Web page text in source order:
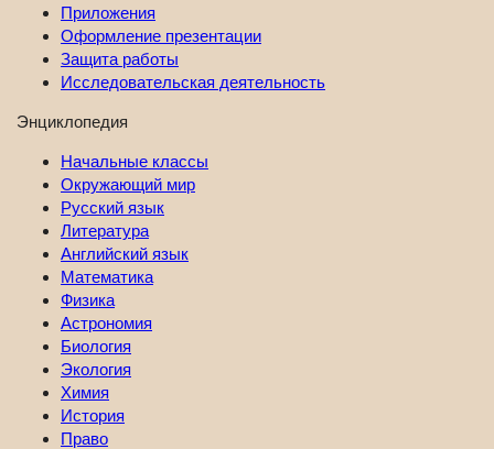
Приложения
Оформление презентации
Защита работы
Исследовательская деятельность
Энциклопедия
Начальные классы
Окружающий мир
Русский язык
Литература
Английский язык
Математика
Физика
Астрономия
Биология
Экология
Химия
История
Право